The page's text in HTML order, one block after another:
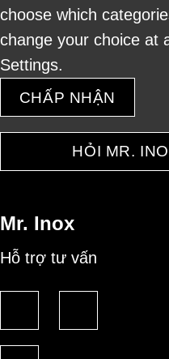
choose which
change your choice at
Settings.
CHẤP NHẬN
HỎI MR.
Mr. Inox
Hỗ trợ tư vấn